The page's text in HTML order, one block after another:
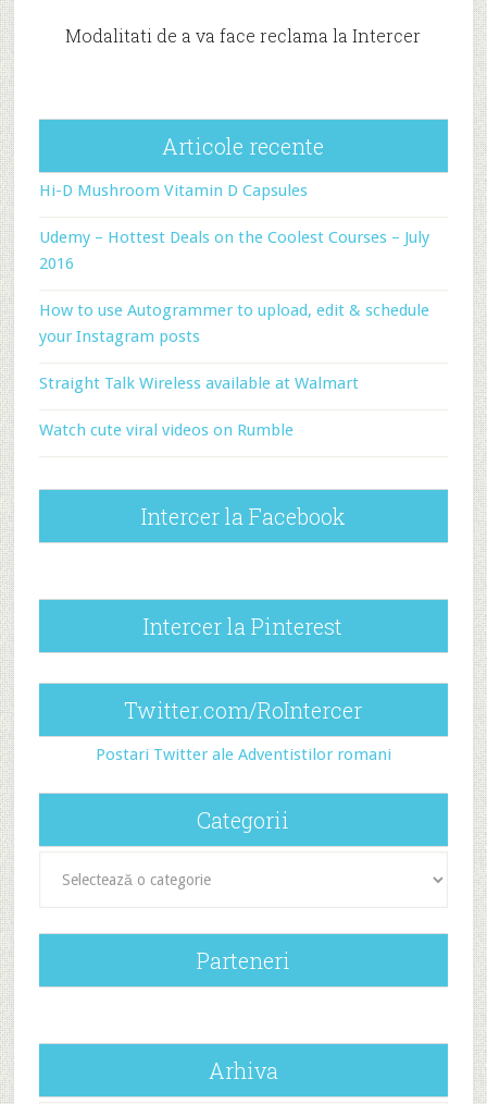
Modalitati de a va face reclama la Intercer
Articole recente
Hi-D Mushroom Vitamin D Capsules
Udemy – Hottest Deals on the Coolest Courses – July
2016
How to use Autogrammer to upload, edit & schedule
your Instagram posts
Straight Talk Wireless available at Walmart
Watch cute viral videos on Rumble
Intercer la Facebook
Intercer la Pinterest
Twitter.com/RoIntercer
Postari Twitter ale Adventistilor romani
Categorii
Parteneri
Arhiva